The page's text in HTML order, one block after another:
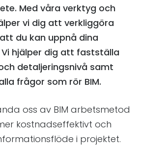
Med våra verktyg och
vi dig att verkliggöra
du kan uppnå dina
hjälper dig att fastställa
detaljeringsnivå samt
frågor som rör BIM.
oss av BIM arbetsmetod
kostnadseffektivt och
i projektet.